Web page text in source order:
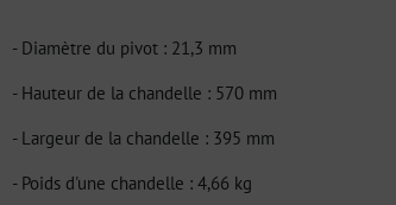
- Diamètre du pivot : 21,3 mm
- Hauteur de la chandelle : 570 mm
- Largeur de la chandelle : 395 mm
- Poids d'une chandelle : 4,66 kg